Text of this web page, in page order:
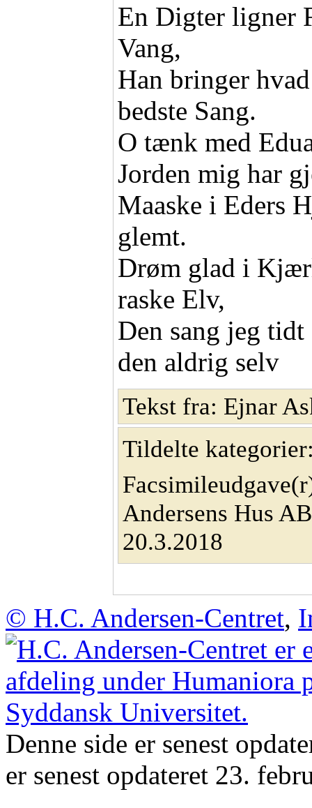
En Digter ligner
Vang,
Han bringer
bedste Sang.
O tænk med
Jorden mig har
Maaske i Eders
glemt.
Drøm glad i
raske Elv,
Den sang jeg
den aldrig selv
Tekst fra: Ejnar
Tildelte
Andersens Hus
20.3.2018
© H.C. Andersen-Centret,
Denne side er senest
er senest opdateret 23.